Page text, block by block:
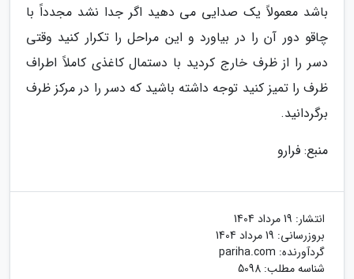
باشد معمولاً یک صدایی می دهید اگر جدا نشد مجدداً با
چاقو دور آن را در بیاورد و این مراحل را تکرار کنید وقتی
دسر را از ظرف خارج کردید با دستمال کاغذی کاملاً اطراف
ظرف را تمیز کنید توجه داشته باشید که دسر را در مرکز ظرف
برگردانید.
منبع: فرارو
انتشار: 19 مرداد 1404
بروزرسانی: 19 مرداد 1404
گردآورنده: pariha.com
شناسه مطلب: 5098